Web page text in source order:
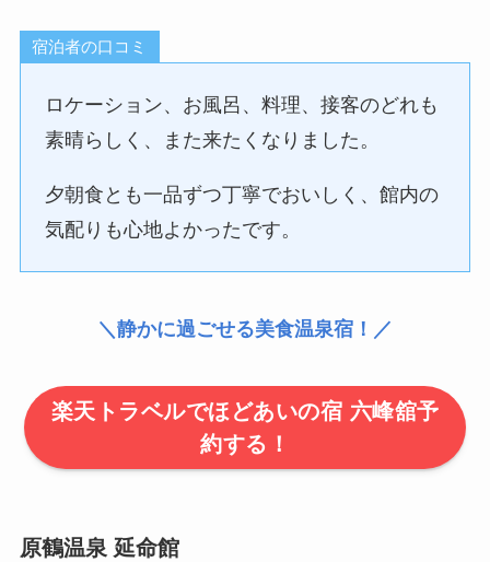
宿泊者の口コミ
ロケーション、お風呂、料理、接客のどれも
素晴らしく、また来たくなりました。
夕朝食とも一品ずつ丁寧でおいしく、館内の
気配りも心地よかったです。
＼静かに過ごせる美食温泉宿！／
楽天トラベルでほどあいの宿 六峰舘予
約する！
原鶴温泉 延命館